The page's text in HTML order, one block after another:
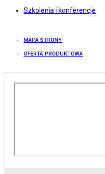
Szkolenia i konferencje
MAPA STRONY
OFERTA PRODUKTOWA